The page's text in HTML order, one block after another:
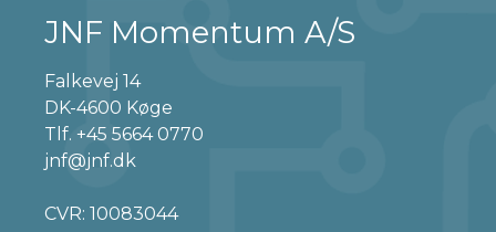
JNF Momentum A/S
Falkevej 14
DK-4600 Køge
Tlf. +45 5664 0770
jnf@jnf.dk
CVR: 10083044